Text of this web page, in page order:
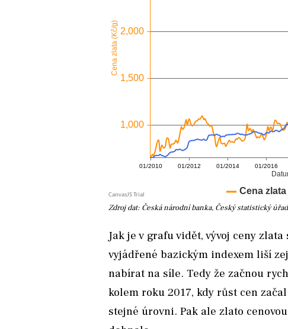
Zdroj dat: Česká národní banka, Český statistický úřad
Jak je v grafu vidět, vývoj ceny
vyjádřené bazickým indexem liší
nabírat na síle. Tedy že začnou
kolem roku 2017, kdy růst cen
stejné úrovni. Pak ale zlato